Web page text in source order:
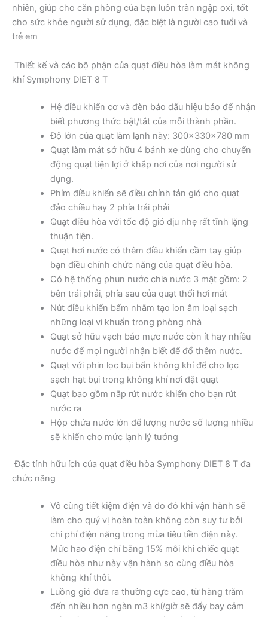
nhiên, giúp cho căn phòng của bạn luôn tràn ngập oxi, tốt
cho sức khỏe người sử dụng, đặc biệt là người cao tuổi và
trẻ em
Thiết kế và các bộ phận của quạt điều hòa làm mát không
khí Symphony DIET 8 T
Hệ điều khiển cơ và đèn báo dấu hiệu báo để nhận
biết phương thức bật/tắt của mỗi thành phần.
Độ lớn của quạt làm lạnh này: 300x330x780 mm
Quạt làm mát sở hữu 4 bánh xe dùng cho chuyển
động quạt tiện lợi ở khắp nơi của nơi người sử
dụng.
Phím điều khiển sẽ điều chỉnh tản gió cho quạt
đảo chiều hay 2 phía trái phải
Quạt điều hòa với tốc độ gió dịu nhẹ rất tĩnh lặng
thuận tiện.
Quạt hơi nước có thêm điều khiển cầm tay giúp
bạn điều chỉnh chức năng của quạt điều hòa.
Có hệ thống phun nước chia nước 3 mặt gồm: 2
bên trái phải, phía sau của quạt thổi hơi mát
Nút điều khiển bấm nhằm tạo ion âm loại sạch
những loại vi khuẩn trong phòng nhà
Quạt sở hữu vạch báo mực nước còn ít hay nhiều
nước để mọi người nhận biết để đổ thêm nước.
Quạt với phin lọc bụi bẩn không khí để cho lọc
sạch hạt bụi trong không khí nơi đặt quạt
Quạt bao gồm nắp rút nước khiến cho bạn rút
nước ra
Hộp chứa nước lớn để lượng nước số lượng nhiều
sẽ khiến cho mức lạnh lý tưởng
Đặc tính hữu ích của quạt điều hòa Symphony DIET 8 T đa
chức năng
Vô cùng tiết kiệm điện và do đó khi vận hành sẽ
làm cho quý vị hoàn toàn không còn suy tư bởi
chi phí điện năng trong mùa tiêu tiền điện này.
Mức hao điện chỉ bằng 15% mỗi khi chiếc quạt
điều hòa như này vận hành so cùng điều hòa
không khí thôi.
Luồng gió đưa ra thường cực cao, từ hàng trăm
đến nhiều hơn ngàn m3 khí/giờ sẽ đẩy bay cảm